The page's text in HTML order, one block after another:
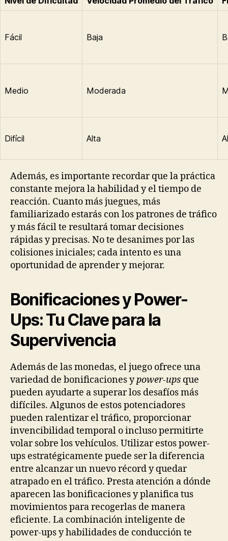
Fácil Baja
Medio Moderada
Difícil Alta
Además, es importante recordar que la práctica
constante mejora la habilidad y el tiempo de
reacción. Cuanto más juegues, más
familiarizado estarás con los patrones de tráfico
y más fácil te resultará tomar decisiones
rápidas y precisas. No te desanimes por las
colisiones iniciales; cada intento es una
oportunidad de aprender y mejorar.
Bonificaciones y Power-
Ups: Tu Clave para la
Supervivencia
Además de las monedas, el juego ofrece una
variedad de bonificaciones ypower-ups que
pueden ayudarte a superar los desafíos más
difíciles. Algunos de estos potenciadores
pueden ralentizar el tráfico, proporcionar
invencibilidad temporal o incluso permitirte
volar sobre los vehículos. Utilizar estos power-
ups estratégicamente puede ser la diferencia
entre alcanzar un nuevo récord y quedar
atrapado en el tráfico. Presta atención a dónde
aparecen las bonificaciones y planifica tus
movimientos para recogerlas de manera
eficiente. La combinación inteligente de
power-ups y habilidades de conducción te